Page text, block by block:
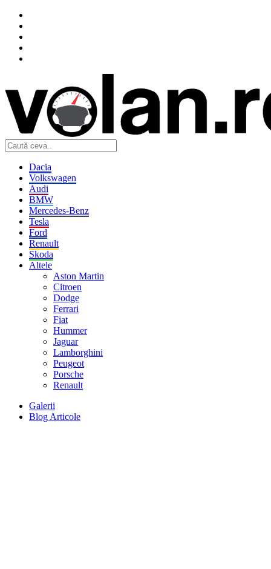
Dacia
Volkswagen
Audi
BMW
Mercedes-Benz
Tesla
Ford
Renault
Skoda
Altele
Aston Martin
Citroen
Dodge
Ferrari
Fiat
Hummer
Jaguar
Lamborghini
Peugeot
Porsche
Renault
Galerii
Blog Articole